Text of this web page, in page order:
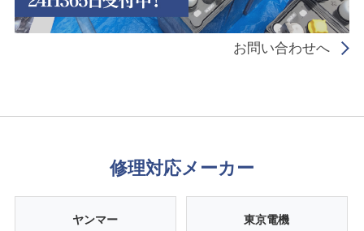
お問い合わせへ
修理対応メーカー
ヤンマー 東京電機